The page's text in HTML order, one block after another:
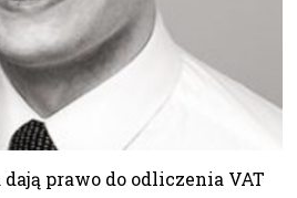
prawo do odliczenia VAT